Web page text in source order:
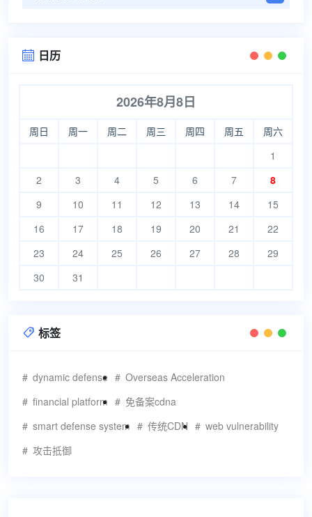
 日历
2026年8月8日
周日 周一 周二 周三 周四 周五
周六
1
2
3 4 5 6 7
8
9
10 11 12 13 14
15
16
17 18 19 20 21
22
23
24 25 26 27 28
29
30
31
 标签
dynamic defense
Overseas Acceleration
financial platform
免备案cdna
smart defense system
传统CDN
web vulnerability
攻击抵御